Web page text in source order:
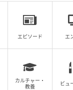
エピソード エ
カルチャー・
教養
ビュ